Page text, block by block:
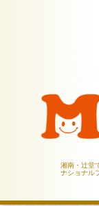
湘南・辻堂
ナショナル